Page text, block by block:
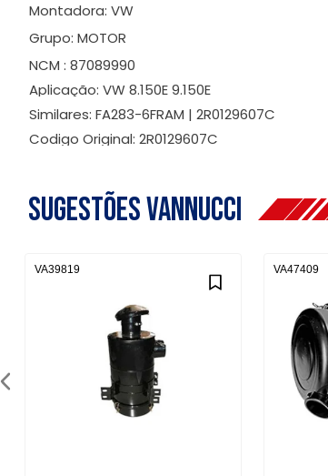
Montadora: VW
Grupo: MOTOR
NCM : 87089990
Aplicação: VW 8.150E 9.150E
Similares: FA283-6FRAM | 2R0129607C
Codigo Original: 2R0129607C
Sugestões Vannucci
VA39819 VA47409